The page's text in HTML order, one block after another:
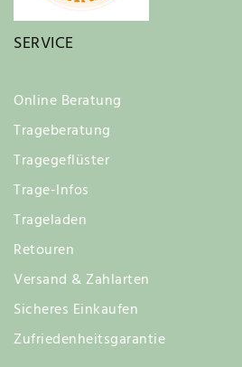
SERVICE
Online Beratung
Trageberatung
Tragegeflüster
Trage-Infos
Trageladen
Retouren
Versand & Zahlarten
Sicheres Einkaufen
Zufriedenheitsgarantie